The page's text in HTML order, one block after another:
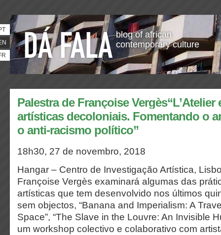
blog of african
contemporary culture
Palestra de Françoise
artísticas decoloniais. Fomentando o
o anti-racismo político”
18h30, 27 de novembro, 2018
Hangar – Centro de Investigação Artística,
Françoise Vergès examinará algumas das
artísticas que tem desenvolvido nos últimos
sem objectos, “Banana and Imperialism: A
Space”, “The Slave in the Louvre: An Invisible
um workshop colectivo e colaborativo com